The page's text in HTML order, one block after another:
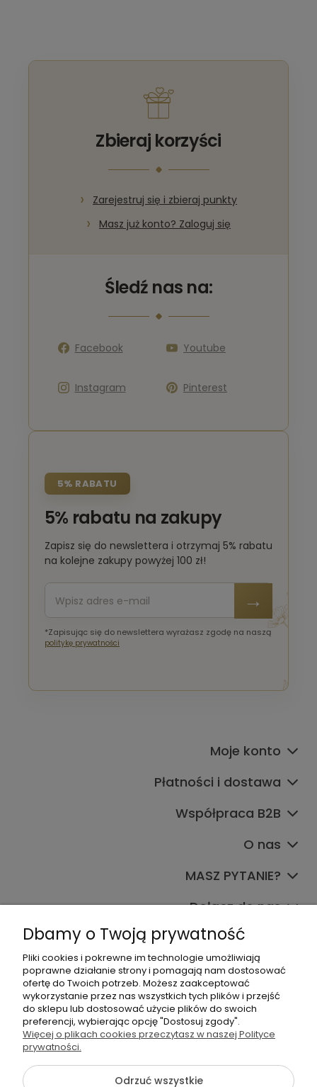
Zbieraj korzyści
Zarejestruj się i zbieraj punkty
Masz już konto? Zaloguj się
Śledź nas na:
Facebook Youtube
Instagram Pinterest
5% RABATU
5% rabatu na zakupy
Zapisz się do newslettera i otrzymaj 5% rabatu
na kolejne zakupy powyżej 100 zł!
*Zapisując się do newslettera wyrażasz zgodę na naszą
politykę prywatności
Moje konto
Płatności i dostawa
Współpraca B2B
O nas
MASZ PYTANIE?
Dołącz do nas
+48 570 367 989
biuro.tadam@gmail.com
Dbamy o Twoją prywatność
Pliki cookies i pokrewne im technologie umożliwiają
poprawne działanie strony i pomagają nam dostosować
ofertę do Twoich potrzeb. Możesz zaakceptować
wykorzystanie przez nas wszystkich tych plików i przejść
do sklepu lub dostosować użycie plików do swoich
preferencji, wybierając opcję "Dostosuj zgody".
Więcej o plikach cookies przeczytasz w naszej Polityce
prywatności.
Odrzuć wszystkie